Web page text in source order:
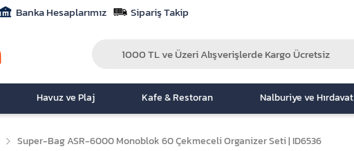
Banka Hesaplarımız Sipariş Takip
Havuz ve Plaj Kafe & Restoran Nalburiye ve Hırdavat
Super-Bag ASR-6000 Monoblok 60 Çekmeceli Organizer Seti | ID6536